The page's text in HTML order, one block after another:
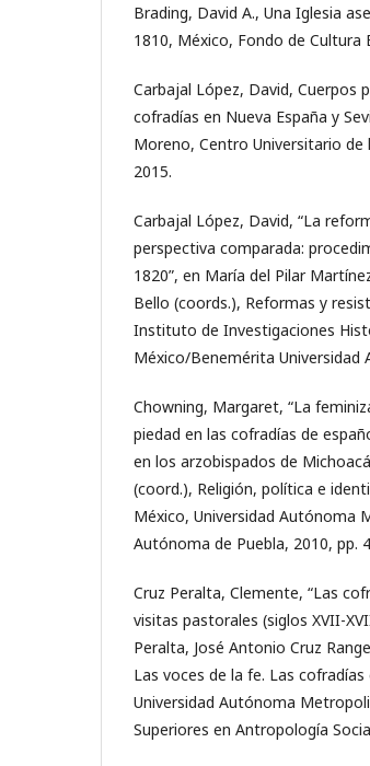
Brading, David A., Una Iglesia
1810, México, Fondo de Cultura
Carbajal López, David, Cuerpos
cofradías en Nueva España y
Moreno, Centro Universitario de
2015.
Carbajal López, David, “La
perspectiva comparada:
1820”, en María del Pilar
Bello (coords.), Reformas y
Instituto de Investigaciones
México/Benemérita Universidad
Chowning, Margaret, “La
piedad en las cofradías de
en los arzobispados de
(coord.), Religión, política e
México, Universidad Autónoma
Autónoma de Puebla, 2010, pp.
Cruz Peralta, Clemente, “Las
visitas pastorales (siglos XVII-
Peralta, José Antonio Cruz
Las voces de la fe. Las
Universidad Autónoma
Superiores en Antropología